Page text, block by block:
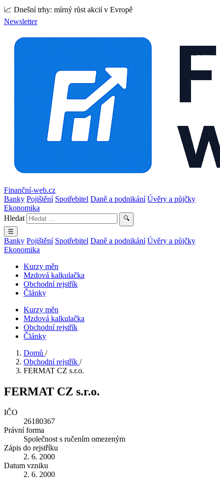
📈 Dnešní trhy: mírný růst akcií v Evropě
Newsletter
Finanční-web.cz
Banky Pojištění Spotřebitel Daně a podnikání Úvěry a půjčky
Ekonomika
Hledat
🔍
☰
Banky Pojištění Spotřebitel Daně a podnikání Úvěry a půjčky
Ekonomika
Kurzy měn
Mzdová kalkulačka
Obchodní rejstřík
Články
Kurzy měn
Mzdová kalkulačka
Obchodní rejstřík
Články
Domů /
Obchodní rejstřík /
FERMAT CZ s.r.o.
FERMAT CZ s.r.o.
IČO
26180367
Právní forma
Společnost s ručením omezeným
Zápis do rejstříku
2. 6. 2000
Datum vzniku
2. 6. 2000